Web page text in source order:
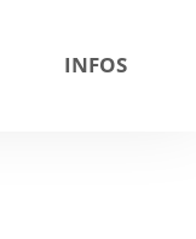
INFOS